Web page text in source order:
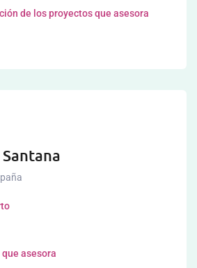
de los proyectos que asesora
asesora